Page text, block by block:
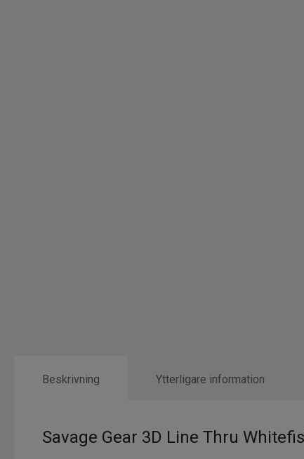
Beskrivning
Savage Gear 3D Line Thru
Ytterligare information